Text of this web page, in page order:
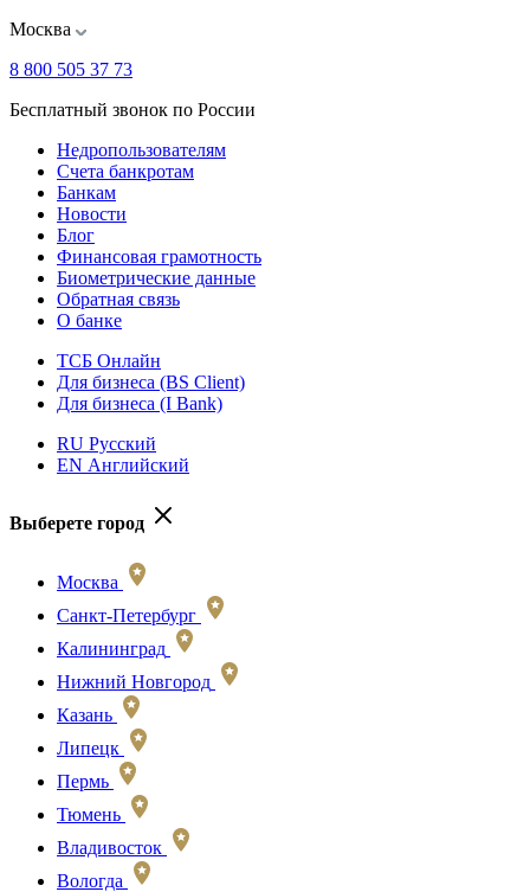
Москва
8 800 505 37 73
Бесплатный звонок по России
Недропользователям
Счета банкротам
Банкам
Новости
Блог
Финансовая грамотность
Биометрические данные
Обратная связь
О банке
ТСБ Онлайн
Для бизнеса (BS Client)
Для бизнеса (I Bank)
RU Русский
EN Английский
Выберете город
Москва
Санкт-Петербург
Калининград
Нижний Новгород
Казань
Липецк
Пермь
Тюмень
Владивосток
Вологда